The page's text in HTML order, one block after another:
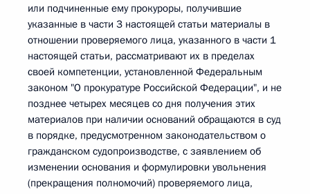
или подчиненные ему прокуроры, получившие
указанные в части 3 настоящей статьи материалы в
отношении проверяемого лица, указанного в части 1
настоящей статьи, рассматривают их в пределах
своей компетенции, установленной Федеральным
законом "О прокуратуре Российской Федерации", и не
позднее четырех месяцев со дня получения этих
материалов при наличии оснований обращаются в суд
в порядке, предусмотренном законодательством о
гражданском судопроизводстве, с заявлением об
изменении основания и формулировки увольнения
(прекращения полномочий) проверяемого лица,